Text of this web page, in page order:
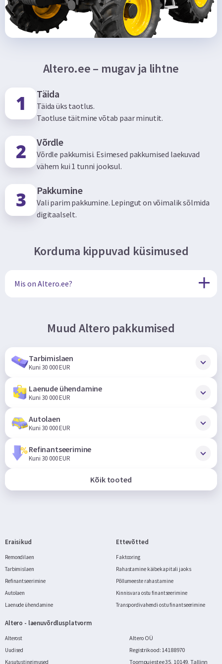
Altero.ee – mugav ja lihtne
Täida
Täida üks taotlus.
Taotluse täitmine võtab paar minutit.
Võrdle
Võrdle pakkumisi. Esimesed pakkumised laekuvad
vähem kui 1 tunni jooksul.
Pakkumine
Vali parim pakkumine. Lepingut on võimalik sõlmida
digitaalselt.
Korduma kippuvad küsimused
Mis on Altero.ee?
Muud Altero pakkumised
Tarbimislaen
Kuni 30 000 EUR
Laenude ühendamine
Kuni 30 000 EUR
Autolaen
Kuni 30 000 EUR
Refinantseerimine
Kuni 30 000 EUR
Kõik tooted
Eraisikud
Remondilaen
Tarbimislaen
Refinantseerimine
Autolaen
Laenude ühendamine
Ettevõtted
Faktooring
Rahastamine käibekapitali jaoks
Põllumeeste rahastamine
Kinnisvara ostu finantseerimine
Transpordivahendi ostu finantseerimine
Altero - laenuvõrdlusplatvorm
Alterost
Uudised
Kasutustingimused
Altero OÜ
Registrikood: 14188970
Toompuiestee 35, 10149, Tallinn